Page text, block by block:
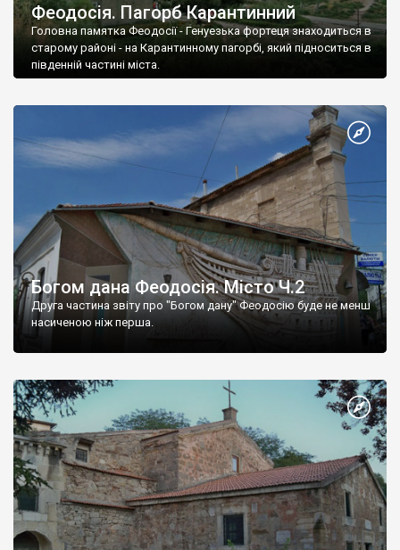
Феодосія. Пагорб Карантинний
Головна памятка Феодосії - Генуезька фортеця знаходиться в
старому районі - на Карантинному пагорбі, який підноситься в
південній частині міста.
Богом дана Феодосія. Місто Ч.2
Друга частина звіту про "Богом дану" Феодосію буде не менш
насиченою ніж перша.